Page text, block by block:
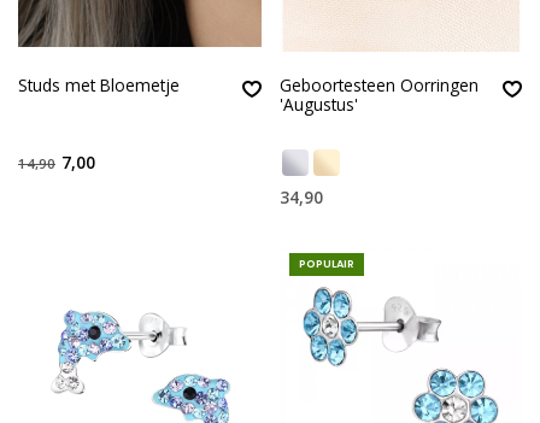
Studs met Bloemetje
14,90 7,00
Geboortesteen Oorringen
'Augustus'
34,90
POPULAIR